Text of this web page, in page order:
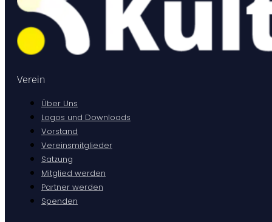
Verein
Über Uns
Logos und Downloads
Vorstand
Vereinsmitglieder
Satzung
Mitglied werden
Partner werden
Spenden